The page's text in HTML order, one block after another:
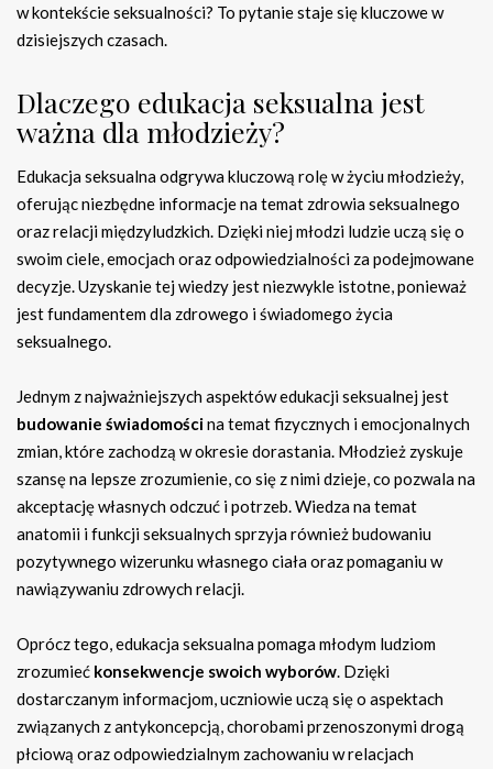
w kontekście seksualności? To pytanie staje się kluczowe w
dzisiejszych czasach.
Dlaczego edukacja seksualna jest
ważna dla młodzieży?
Edukacja seksualna odgrywa kluczową rolę w życiu młodzieży,
oferując niezbędne informacje na temat zdrowia seksualnego
oraz relacji międzyludzkich. Dzięki niej młodzi ludzie uczą się o
swoim ciele, emocjach oraz odpowiedzialności za podejmowane
decyzje. Uzyskanie tej wiedzy jest niezwykle istotne, ponieważ
jest fundamentem dla zdrowego i świadomego życia
seksualnego.
Jednym z najważniejszych aspektów edukacji seksualnej jest
budowanie świadomościna temat fizycznych i emocjonalnych
zmian, które zachodzą w okresie dorastania. Młodzież zyskuje
szansę na lepsze zrozumienie, co się z nimi dzieje, co pozwala na
akceptację własnych odczuć i potrzeb. Wiedza na temat
anatomii i funkcji seksualnych sprzyja również budowaniu
pozytywnego wizerunku własnego ciała oraz pomaganiu w
nawiązywaniu zdrowych relacji.
Oprócz tego, edukacja seksualna pomaga młodym ludziom
zrozumieć konsekwencje swoich wyborów. Dzięki
dostarczanym informacjom, uczniowie uczą się o aspektach
związanych z antykoncepcją, chorobami przenoszonymi drogą
płciową oraz odpowiedzialnym zachowaniu w relacjach